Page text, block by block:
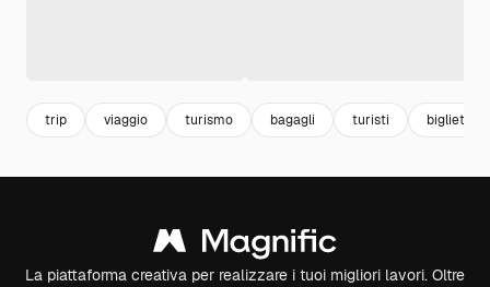
trip viaggio turismo bagagli turisti biglietto
La piattaforma creativa per realizzare i tuoi migliori lavori. Oltre